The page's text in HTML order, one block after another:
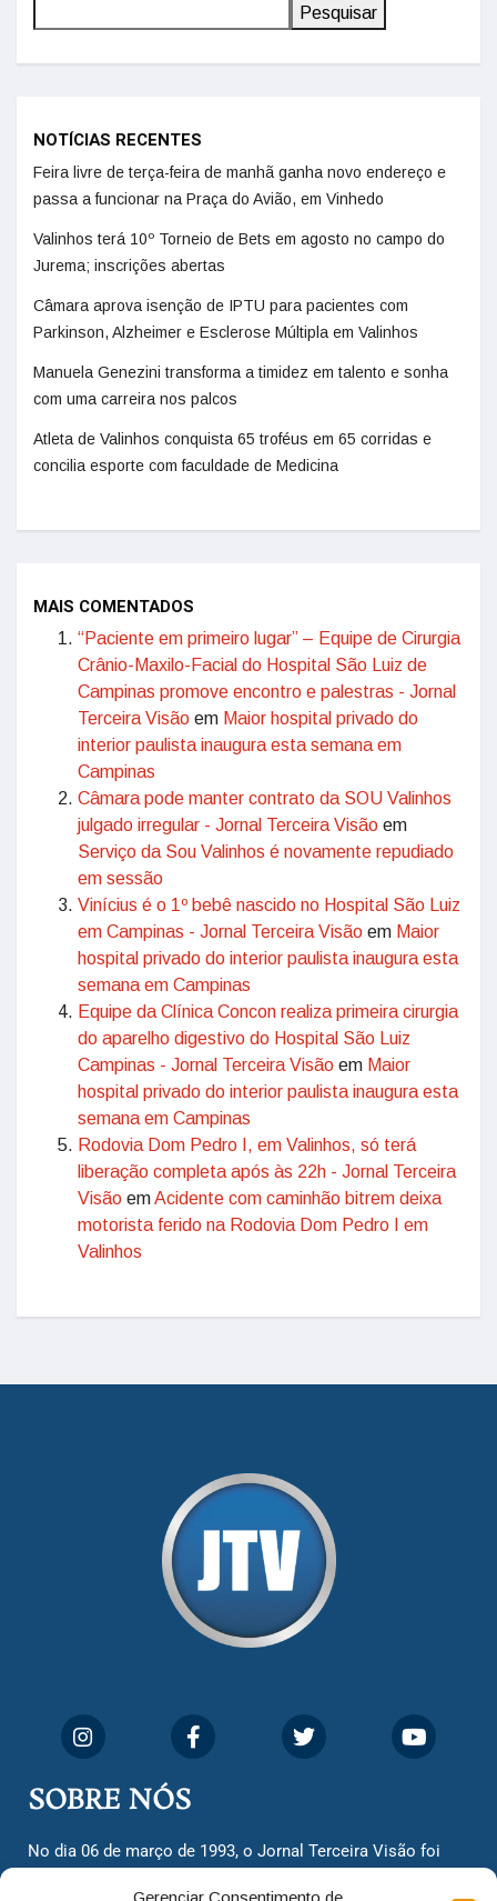
Gerenciar Consentimento de
Pesquisar
NOTÍCIAS RECENTES
Feira livre de terça-feira de manhã ganha novo endereço e
passa a funcionar na Praça do Avião, em Vinhedo
Valinhos terá 10º Torneio de Bets em agosto no campo do
Jurema; inscrições abertas
Câmara aprova isenção de IPTU para pacientes com
Parkinson, Alzheimer e Esclerose Múltipla em Valinhos
Manuela Genezini transforma a timidez em talento e sonha
com uma carreira nos palcos
Atleta de Valinhos conquista 65 troféus em 65 corridas e
concilia esporte com faculdade de Medicina
MAIS COMENTADOS
“Paciente em primeiro lugar” – Equipe de Cirurgia
Crânio-Maxilo-Facial do Hospital São Luiz de
Campinas promove encontro e palestras - Jornal
Terceira Visão em Maior hospital privado do
interior paulista inaugura esta semana em
Campinas
Câmara pode manter contrato da SOU Valinhos
julgado irregular - Jornal Terceira Visão em
Serviço da Sou Valinhos é novamente repudiado
em sessão
Vinícius é o 1º bebê nascido no Hospital São Luiz
em Campinas - Jornal Terceira Visão em Maior
hospital privado do interior paulista inaugura esta
semana em Campinas
Equipe da Clínica Concon realiza primeira cirurgia
do aparelho digestivo do Hospital São Luiz
Campinas - Jornal Terceira Visão em Maior
hospital privado do interior paulista inaugura esta
semana em Campinas
Rodovia Dom Pedro I, em Valinhos, só terá
liberação completa após às 22h - Jornal Terceira
Visão emAcidente com caminhão bitrem deixa
motorista ferido na Rodovia Dom Pedro I em
Valinhos
SOBRE NÓS
No dia 06 de março de 1993, o Jornal Terceira Visão foi